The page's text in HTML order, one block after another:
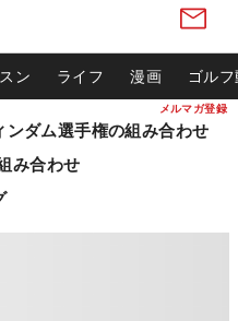
メルマガ登録
ン ライフ 漫画 ゴル
ダム選手権の組み合わせ
み合わせ